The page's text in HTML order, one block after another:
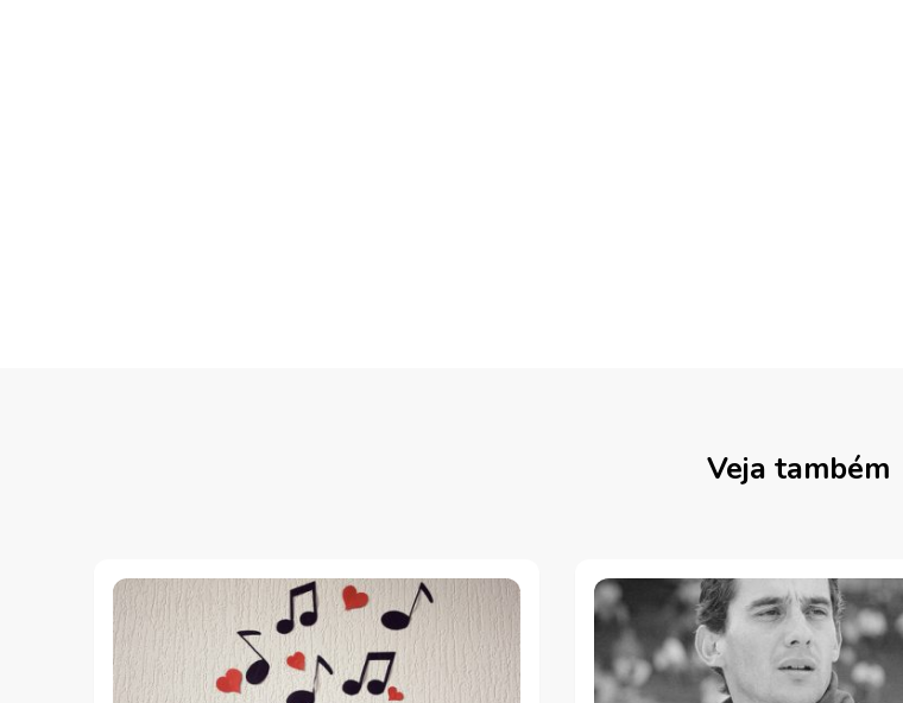
Veja também